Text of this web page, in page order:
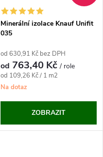
Minerální izolace Knauf Unifit
035
od 630,91 Kč bez DPH
od 763,40 Kč/ role
Měrná
cena:
od 109,26 Kč / 1 m2
Na dotaz
ZOBRAZIT